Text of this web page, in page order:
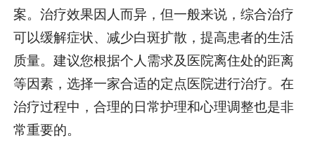
案。治疗效果因人而异，但一般来说，综合治疗
可以缓解症状、减少白斑扩散，提高患者的生活
质量。建议您根据个人需求及医院离住处的距离
等因素，选择一家合适的定点医院进行治疗。在
治疗过程中，合理的日常护理和心理调整也是非
常重要的。